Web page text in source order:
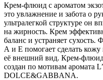
Крем-флюид с ароматом
это увлажнение и забота о
ультралегкой структуре он
на жирность. Крем
баланс и устраняет
А и Е помогает сделать
её внешний вид. Крем-
создан по мотивам аромата
DOLCE&GABBANA.